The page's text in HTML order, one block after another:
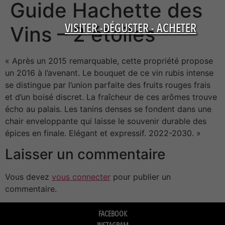
VISITER -DÉGUSTER - ACHETER
Guide Hachette des
Vins – 2 étoiles
« Après un 2015 remarquable, cette propriété propose
un 2016 à l’avenant. Le bouquet de ce vin rubis intense
se distingue par l’union parfaite des fruits rouges frais
et d’un boisé discret. La fraîcheur de ces arômes trouve
écho au palais. Les tanins denses se fondent dans une
chair enveloppante qui laisse le souvenir durable des
épices en finale. Elégant et expressif. 2022-2030. »
Laisser un commentaire
Vous devez vous connecter pour publier un
commentaire.
FACEBOOK